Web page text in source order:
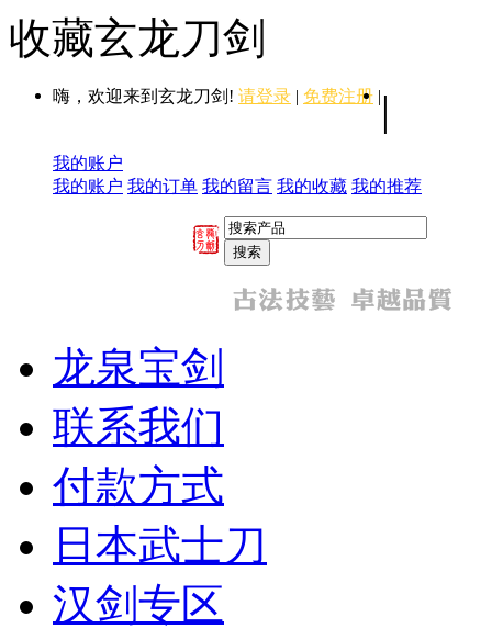
收藏玄龙刀剑
嗨，欢迎来到玄龙刀剑! 请登录 | 免费注册 | |
我的账户
我的账户 我的订单 我的留言 我的收藏 我的推荐
龙泉宝剑
联系我们
付款方式
日本武士刀
汉剑专区